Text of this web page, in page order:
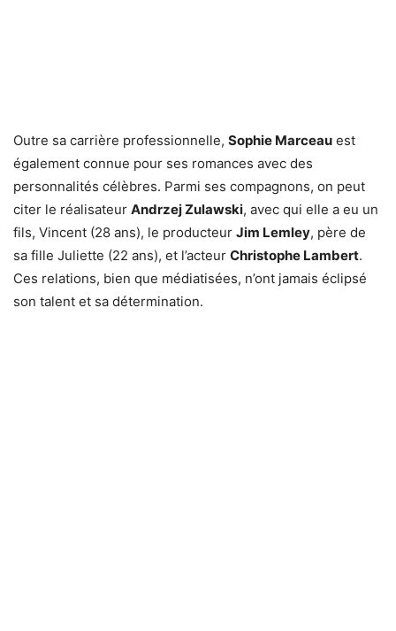
Outre sa carrière professionnelle, Sophie Marceau est
également connue pour ses romances avec des
personnalités célèbres. Parmi ses compagnons, on peut
citer le réalisateur Andrzej Zulawski, avec qui elle a eu un
fils, Vincent (28 ans), le producteur Jim Lemley, père de
sa fille Juliette (22 ans), et l’acteur Christophe Lambert.
Ces relations, bien que médiatisées, n’ont jamais éclipsé
son talent et sa détermination.